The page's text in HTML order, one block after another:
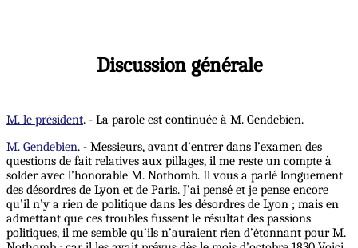
Discussion générale
M. le président. - La parole est continuée à M. Gendebien.
M. Gendebien. - Messieurs, avant d’entrer dans l’examen des
questions de fait relatives aux pillages, il me reste un compte à
solder avec l’honorable M. Nothomb. Il vous a parlé longuement
des désordres de Lyon et de Paris. J’ai pensé et je pense encore
qu’il n’y a rien de politique dans les désordres de Lyon ; mais en
admettant que ces troubles fussent le résultat des passions
politiques, il me semble qu’ils n’auraient rien d’étonnant pour M.